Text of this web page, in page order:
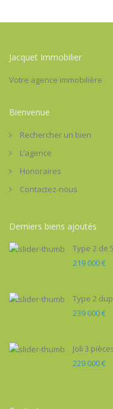
Jacquet Immobilier
Votre agence immobilière
Bienvenue
Rechercher un bien
L’agence
Honoraires
Contactez-nous
Derniers biens ajoutés
Type 2 de
219 000 €
Type 2
239 000 €
Joli 3
229 000 €